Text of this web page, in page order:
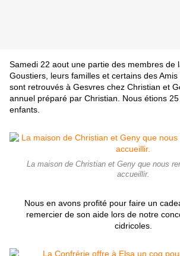
Samedi 22 aout une partie des membres de
Goustiers, leurs familles et certains des
sont retrouvés à Gesvres chez Christian et
annuel préparé par Christian. Nous étions
enfants.
La maison de Christian et Geny que nous
accueillir.
Nous en avons profité pour faire un
remercier de son aide lors de notre
cidricoles.